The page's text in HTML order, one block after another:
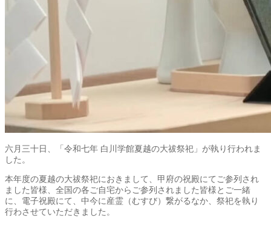
六月三十日、「令和七年 白川学館夏越の大祓祭祀」が執り行われま
した。
本年度の夏越の大祓祭祀におきまして、甲府の祝殿にてご参列され
ました皆様、全国の各ご自宅からご参列されました皆様とご一緒
に、電子祝殿にて、中今に産霊（むすび）繋がるなか、祭祀を執り
行わさせていただきました。